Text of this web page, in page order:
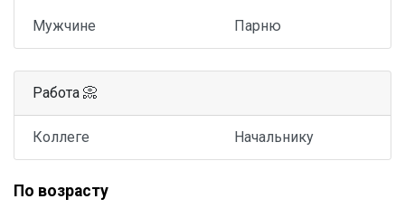
Мужчине Парню
Работа 📀
Коллеге Начальнику
По возрасту